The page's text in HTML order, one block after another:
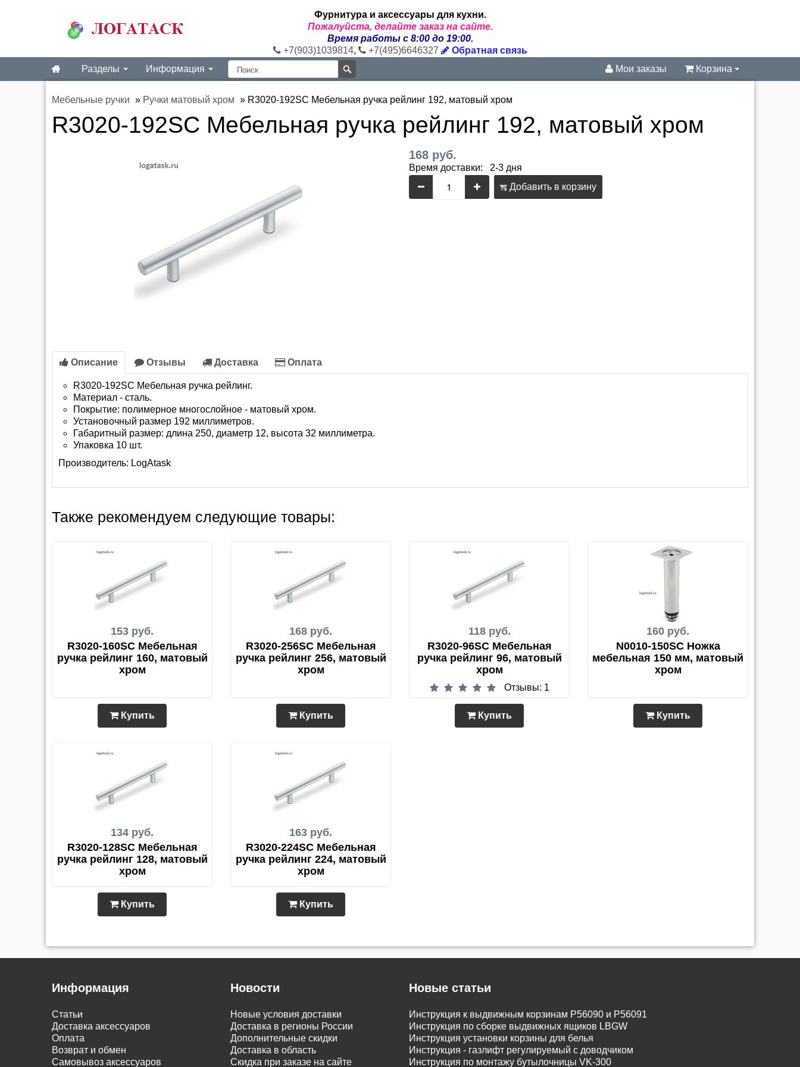
Фурнитура и аксессуары для кухни.
Пожалуйста, делайте заказ на сайте.
Время работы с 8:00 до 19:00.
+7(903)1039814, +7(495)6646327
Обратная связь
Разделы
Информация Мои заказы Корзина
Мебельные ручки » Ручки матовый хром » R3020-192SC Мебельная ручка рейлинг 192, матовый хром
R3020-192SC Мебельная ручка рейлинг 192, матовый хром
168 руб.
Время доставки: 2-3 дня
Добавить в корзину
Описание Отзывы Доставка Оплата
R3020-192SC Мебельная ручка рейлинг.
Материал - сталь.
Покрытие: полимерное многослойное - матовый хром.
Установочный размер 192 миллиметров.
Габаритный размер: длина 250, диаметр 12, высота 32 миллиметра.
Упаковка 10 шт.
Производитель: LogAtask
Также рекомендуем следующие товары:
153 руб.
R3020-160SC Мебельная
ручка рейлинг 160, матовый
хром
Купить
168 руб.
R3020-256SC Мебельная
ручка рейлинг 256, матовый
хром
Купить
118 руб.
R3020-96SC Мебельная
ручка рейлинг 96, матовый
хром
Отзывы: 1
Купить
160 руб.
N0010-150SC Ножка
мебельная 150 мм, матовый
хром
Купить
134 руб.
R3020-128SC Мебельная
ручка рейлинг 128, матовый
хром
Купить
163 руб.
R3020-224SC Мебельная
ручка рейлинг 224, матовый
хром
Купить
Информация
Статьи
Доставка аксессуаров
Оплата
Возврат и обмен
Самовывоз аксессуаров
Новости
Новые условия доставки
Доставка в регионы России
Дополнительные скидки
Доставка в область
Скидка при заказе на сайте
Новые статьи
Инструкция к выдвижным корзинам P56090 и P56091
Инструкция по сборке выдвижных ящиков LBGW
Инструкция установки корзины для белья
Инструкция - газлифт регулируемый с доводчиком
Инструкция по монтажу бутылочницы VK-300